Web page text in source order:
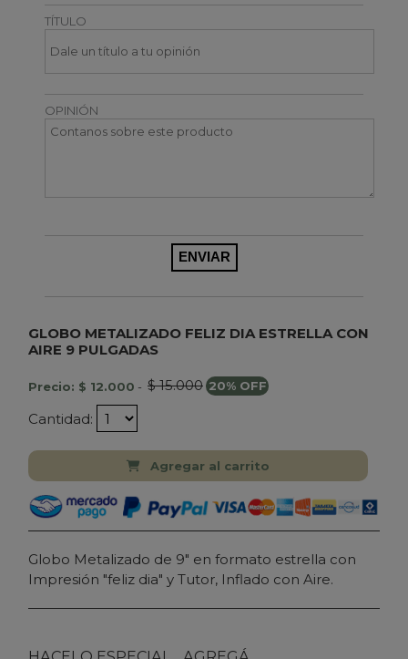
TÍTULO
OPINIÓN
GLOBO METALIZADO FELIZ DIA ESTRELLA CON
AIRE 9 PULGADAS
Precio: $ 12.000 - $ 15.000 20% OFF
Cantidad:
Agregar al carrito
Globo Metalizado de 9" en formato estrella con
Impresión "feliz dia" y Tutor, Inflado con Aire.